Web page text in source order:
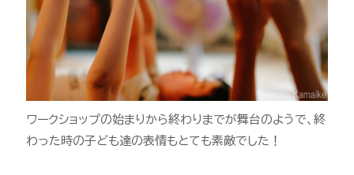
ワークショップの始まりから終わりまでが舞台のようで、終
わった時の子ども達の表情もとても素敵でした！